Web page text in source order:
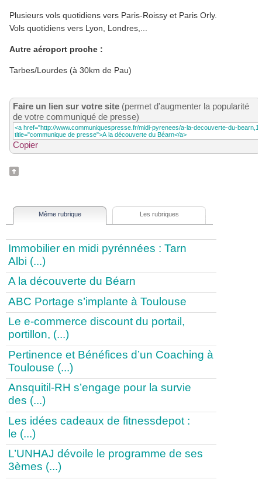
Plusieurs vols quotidiens vers Paris-Roissy et Paris Orly.
Vols quotidiens vers Lyon, Londres,...
Autre aéroport proche :
Tarbes/Lourdes (à 30km de Pau)
Faire un lien sur votre site (permet d'augmenter la popularité
de votre communiqué de presse)
Copier
Même rubrique Les rubriques
Immobilier en midi pyrénnées : Tarn
Albi (...)
A la découverte du Béarn
ABC Portage s’implante à Toulouse
Le e-commerce discount du portail,
portillon, (...)
Pertinence et Bénéfices d’un Coaching à
Toulouse (...)
Ansquitil-RH s’engage pour la survie
des (...)
Les idées cadeaux de fitnessdepot :
le (...)
L’UNHAJ dévoile le programme de ses
3èmes (...)